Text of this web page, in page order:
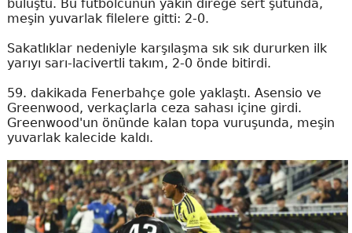
buluştu. Bu futbolcunun yakın direğe sert şutunda,
meşin yuvarlak filelere gitti: 2-0.
Sakatlıklar nedeniyle karşılaşma sık sık dururken ilk
yarıyı sarı-lacivertli takım, 2-0 önde bitirdi.
59. dakikada Fenerbahçe gole yaklaştı. Asensio ve
Greenwood, verkaçlarla ceza sahası içine girdi.
Greenwood'un önünde kalan topa vuruşunda, meşin
yuvarlak kalecide kaldı.